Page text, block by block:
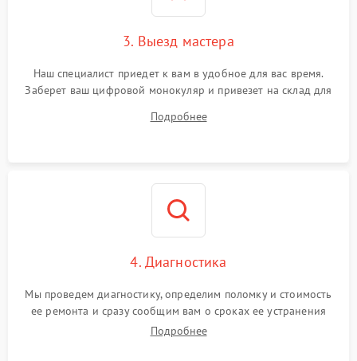
3. Выезд мастера
Наш специалист приедет к вам в удобное для вас время.
Заберет ваш цифровой монокуляр и привезет на склад для
Подробнее
4. Диагностика
Мы проведем диагностику, определим поломку и стоимость
ее ремонта и сразу сообщим вам о сроках ее устранения
Подробнее